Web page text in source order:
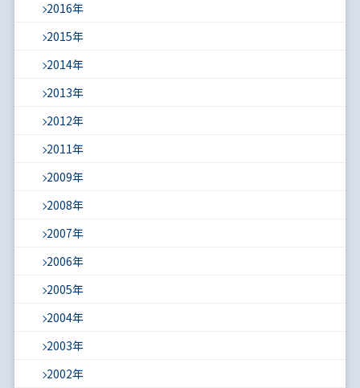
2016年
2015年
2014年
2013年
2012年
2011年
2009年
2008年
2007年
2006年
2005年
2004年
2003年
2002年